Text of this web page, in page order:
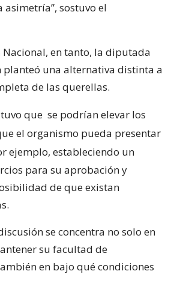
asimetría”, sostuvo el
Nacional, en tanto, la diputada
planteó una alternativa distinta a
de las querellas.
que se podrían elevar los
el organismo pueda presentar
ejemplo, estableciendo un
para su aprobación y
de que existan
se concentra no solo en
su facultad de
en bajo qué condiciones